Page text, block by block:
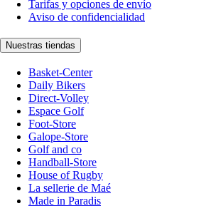
Tarifas y opciones de envío
Aviso de confidencialidad
Nuestras tiendas
Basket-Center
Daily Bikers
Direct-Volley
Espace Golf
Foot-Store
Galope-Store
Golf and co
Handball-Store
House of Rugby
La sellerie de Maé
Made in Paradis